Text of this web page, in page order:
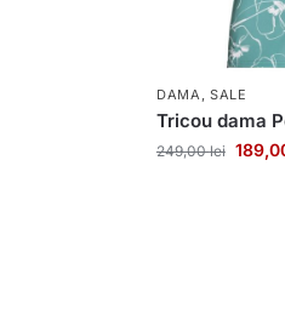
DAMA,SALE
Tricou dama
249,00lei